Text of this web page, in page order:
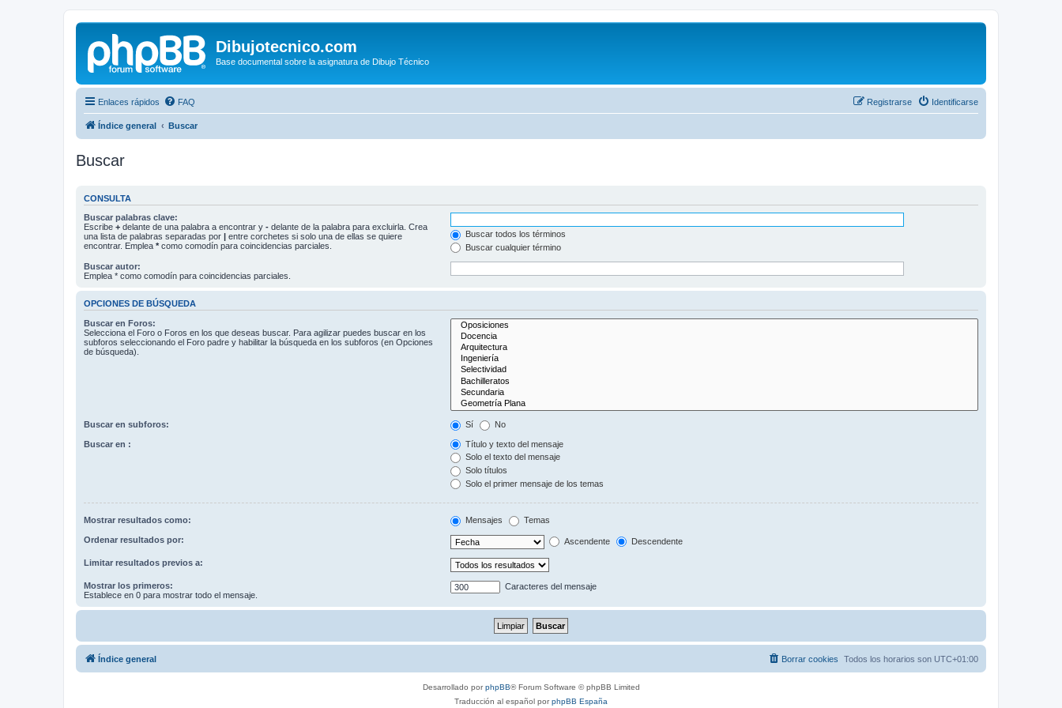
Dibujotecnico.com
Base documental sobre la asignatura de Dibujo Técnico
Enlaces rápidos FAQ Identificarse
Registrarse
Índice general Buscar
Buscar
CONSULTA
Buscar palabras clave:
Escribe + delante de una palabra a encontrar y - delante de la palabra para excluirla. Crea
una lista de palabras separadas por | entre corchetes si solo una de ellas se quiere
encontrar. Emplea * como comodín para coincidencias parciales.
Buscar todos los términos
Buscar cualquier término
Buscar autor:
Emplea * como comodín para coincidencias parciales.
OPCIONES DE BÚSQUEDA
Buscar en Foros:
Selecciona el Foro o Foros en los que deseas buscar. Para agilizar puedes buscar en los
subforos seleccionando el Foro padre y habilitar la búsqueda en los subforos (en Opciones
de búsqueda).
Buscar en subforos: Sí No
Buscar en :
Título y texto del mensaje
Solo el texto del mensaje
Solo títulos
Solo el primer mensaje de los temas
Mostrar resultados como: Mensajes Temas
Ordenar resultados por: Ascendente Descendente
Limitar resultados previos a:
Mostrar los primeros:
Establece en 0 para mostrar todo el mensaje.
Caracteres del mensaje
Índice general Todos los horarios son UTC+01:00
Borrar cookies
Desarrollado porphpBB® Forum Software © phpBB Limited
Traducción al español porphpBB España